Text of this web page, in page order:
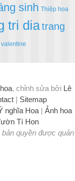
sinh Thiệp hoa
tri diatrang
valentine
, chỉnh sửa bởi Lê
| Sitemap
nghĩa Hoa| Ảnh hoa
Tí Hon
quyền được quản